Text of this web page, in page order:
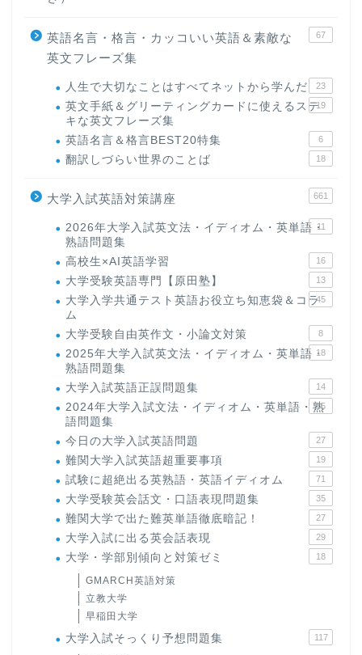
英語名言・格言・カッコいい英語＆素敵な
英文フレーズ集
67
人生で大切なことはすべてネットから学んだ 23
英文手紙＆グリーティングカードに使えるステ
キな英文フレーズ集
19
英語名言＆格言BEST20特集 6
翻訳しづらい世界のことば 18
大学入試英語対策講座 661
2026年大学入試英文法・イディオム・英単語・
熟語問題集
11
高校生×AI英語学習 16
大学受験英語専門【原田塾】 13
大学入学共通テスト英語お役立ち知恵袋＆コラ
ム
45
大学受験自由英作文・小論文対策 8
2025年大学入試英文法・イディオム・英単語・
熟語問題集
18
大学入試英語正誤問題集 14
2024年大学入試文法・イディオム・英単語・熟
語問題集
15
今日の大学入試英語問題 27
難関大学入試英語超重要事項 19
試験に超絶出る英熟語・英語イディオム 71
大学受験英会話文・口語表現問題集 35
難関大学で出た難英単語徹底暗記！ 27
大学入試に出る英会話表現 29
大学・学部別傾向と対策ゼミ 18
GMARCH英語対策
立教大学
早稲田大学
大学入試そっくり予想問題集 117